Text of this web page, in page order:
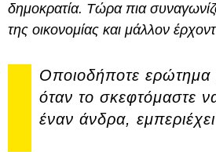
δημοκρατία. Τώρα πια
της οικονομίας και μάλλον
Οποιοδήποτε ερώτημα
όταν το σκεφτόμαστε
έναν άνδρα,